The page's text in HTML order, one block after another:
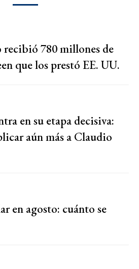
780 millones de
que los prestó EE. UU.
en su etapa decisiva:
aún más a Claudio
en agosto: cuánto se